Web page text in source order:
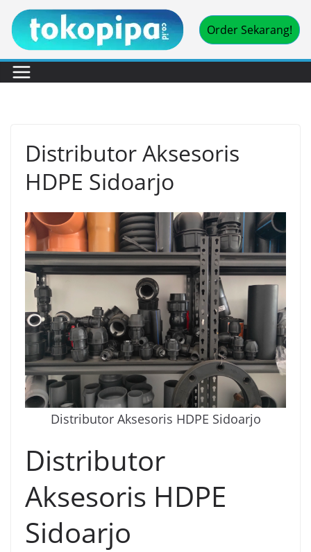
Skip
content
Order Sekarang!
Distributor Aksesoris
HDPE Sidoarjo
Distributor Aksesoris HDPE Sidoarjo
Distributor
Aksesoris HDPE
Sidoarjo